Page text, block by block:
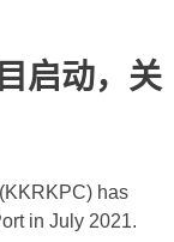
启动，关
has
in July 2021.